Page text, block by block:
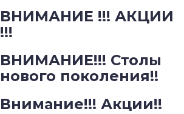
ВНИМАНИЕ !!! АКЦИИ
!!!
ВНИМАНИЕ!!! Столы
нового поколения!!
Внимание!!! Акции!!